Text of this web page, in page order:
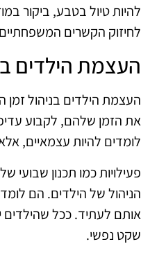
להיות טיול בטבע, ביקור
לחיזוק הקשרים
העצמת הילדים
העצמת הילדים בניהול זמן
את הזמן שלהם, לקבוע
לומדים להיות עצמאיים,
פעילויות כמו תכנון שבועי
הניהול של הילדים. הם
אותם לעתיד. ככל שהילדים
שקט נפשי.